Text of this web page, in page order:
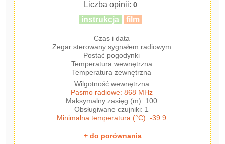
Liczba opinii:0
instrukcja film
Czas i data
Zegar sterowany sygnałem radiowym
Postać pogodynki
Temperatura wewnętrzna
Temperatura zewnętrzna
Wilgotność wewnętrzna
Pasmo radiowe: 868 MHz
Maksymalny zasięg (m): 100
Obsługiwane czujniki: 1
Minimalna temperatura (°C): -39.9
+ do porównania